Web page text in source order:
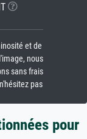
et de
nous
sans frais
pas
pour